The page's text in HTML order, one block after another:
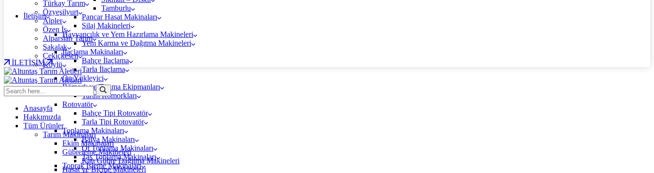
Tamburlu
Pancar Hasat Makinaları
Silaj Makineleri
Hayvancılık ve Yem Hazırlama Makineleri
Yem Karma ve Dağıtma Makineleri
İlaçlama Makinaları
Bahçe İlaçlama
Tarla İlaçlama
Ön Yükleyici
Römork ve Taşıma Ekipmanları
Tarım Römorkları
Rotovatör
Bahçe Tipi Rotovatör
Tarla Tipi Rotovatör
Toplama Makinaları
Balya Makinaları
Ot Toplama Makinaları
Taş Toplama Makinaları
Toprak İşleme Makinaları
Türkay Tarım
Özyeşilyurt
Alpler
Özen İş
Alparslan Tarım
Şakalak
Çekiçkesen
Köylü
İletişim
İLETİŞİM
Anasayfa
Hakkımızda
Tüm Ürünler
Tarım Makinaları
Ekim Makinaları
Gübreleme Makineleri
Katı Gübre Dağıtma Makineleri
Hasat ve Biçme Makineleri